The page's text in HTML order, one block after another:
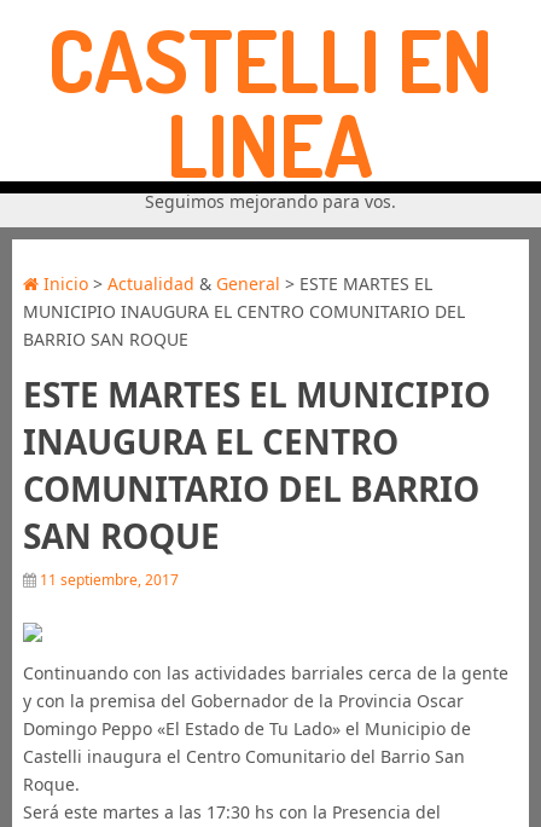
CASTELLI EN
LINEA
Seguimos mejorando para vos.
Inicio> Actualidad & General > ESTE MARTES EL
MUNICIPIO INAUGURA EL CENTRO COMUNITARIO DEL
BARRIO SAN ROQUE
ESTE MARTES EL MUNICIPIO
INAUGURA EL CENTRO
COMUNITARIO DEL BARRIO
SAN ROQUE
11 septiembre, 2017
Continuando con las actividades barriales cerca de la gente
y con la premisa del Gobernador de la Provincia Oscar
Domingo Peppo «El Estado de Tu Lado» el Municipio de
Castelli inaugura el Centro Comunitario del Barrio San
Roque.
Será este martes a las 17:30 hs con la Presencia del